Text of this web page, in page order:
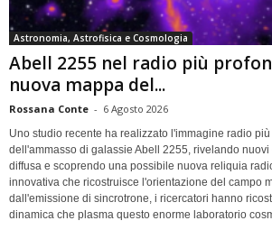
Astronomia, Astrofisica e Cosmologia
Abell 2255 nel radio più
nuova mappa del...
Rossana Conte - 6 Agosto 2026
Uno studio recente ha realizzato l'immagine radio
dell'ammasso di galassie Abell 2255, rivelando
diffusa e scoprendo una possibile nuova reliquia
innovativa che ricostruisce l'orientazione del campo
dall'emissione di sincrotrone, i ricercatori hanno
dinamica che plasma questo enorme laboratorio